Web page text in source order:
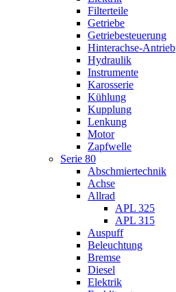
Filterteile
Getriebe
Getriebesteuerung
Hinterachse-Antrieb
Hydraulik
Instrumente
Karosserie
Kühlung
Kupplung
Lenkung
Motor
Zapfwelle
Serie 80
Abschmiertechnik
Achse
Allrad
APL 325
APL 315
Auspuff
Beleuchtung
Bremse
Diesel
Elektrik